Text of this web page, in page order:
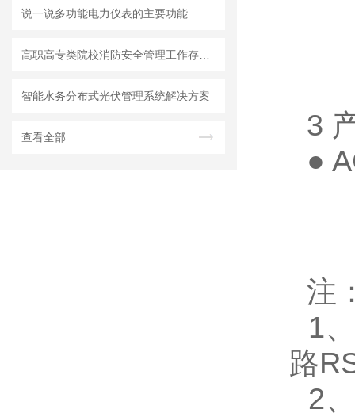
说一说多功能电力仪表的主要功能
智能水务分布式光伏管理系统解决方案
查看全部
3
●
注
1
路
2